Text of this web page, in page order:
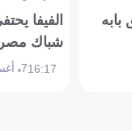
الفيفا
شباك
16:177 أغسطس 2026